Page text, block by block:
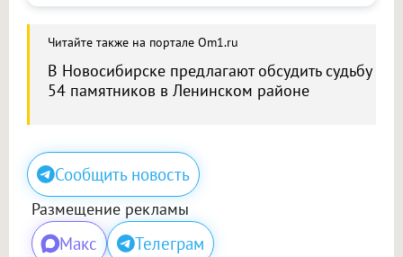
Читайте также на портале Om1.ru
В Новосибирске предлагают обсудить судьбу
54 памятников в Ленинском районе
Сообщить новость
Размещение рекламы
Макс Телеграм